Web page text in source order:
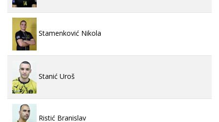
Stamenković Nikola
Stanić Uroš
Ristić Branislav